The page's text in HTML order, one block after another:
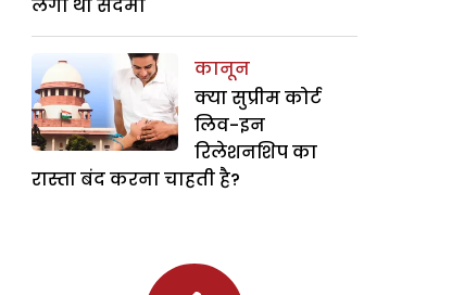
लगा था सदमा
कानून
क्या सुप्रीम कोर्ट
लिव-इन
रिलेशनशिप का
रास्ता बंद करना चाहती है?